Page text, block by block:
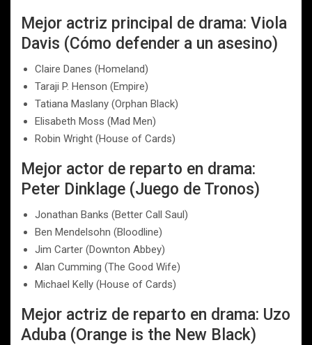
Mejor actriz principal de drama: Viola
Davis (Cómo defender a un asesino)
Claire Danes (Homeland)
Taraji P. Henson (Empire)
Tatiana Maslany (Orphan Black)
Elisabeth Moss (Mad Men)
Robin Wright (House of Cards)
Mejor actor de reparto en drama:
Peter Dinklage (Juego de Tronos)
Jonathan Banks (Better Call Saul)
Ben Mendelsohn (Bloodline)
Jim Carter (Downton Abbey)
Alan Cumming (The Good Wife)
Michael Kelly (House of Cards)
Mejor actriz de reparto en drama: Uzo
Aduba (Orange is the New Black)